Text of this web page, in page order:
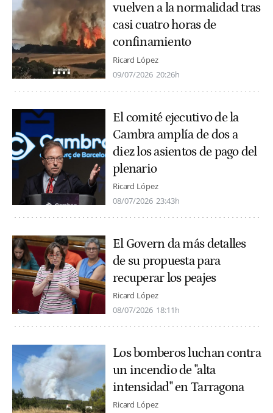
vuelven a la normalidad tras
casi cuatro horas de
confinamiento
Ricard López
09/07/2026 20:26h
El comité ejecutivo de la
Cambra amplía de dos a
diez los asientos de pago del
plenario
Ricard López
08/07/2026 23:43h
El Govern da más detalles
de su propuesta para
recuperar los peajes
Ricard López
08/07/2026 18:11h
Los bomberos luchan contra
un incendio de "alta
intensidad" en Tarragona
Ricard López